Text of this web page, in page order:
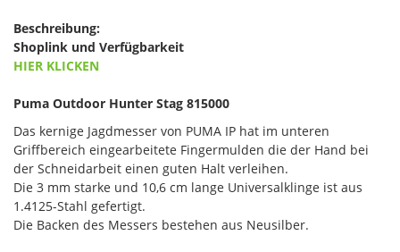
Beschreibung:
Shoplink und Verfügbarkeit
HIER KLICKEN
Puma Outdoor Hunter Stag 815000
Das kernige Jagdmesser von PUMA IP hat im unteren
Griffbereich eingearbeitete Fingermulden die der Hand bei
der Schneidarbeit einen guten Halt verleihen.
Die 3 mm starke und 10,6 cm lange Universalklinge ist aus
1.4125-Stahl gefertigt.
Die Backen des Messers bestehen aus Neusilber.